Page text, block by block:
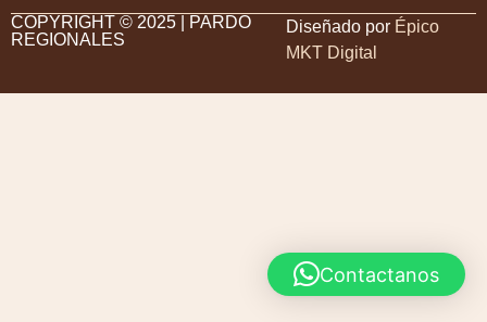
COPYRIGHT © 2025 | PARDO
REGIONALES
Diseñado por Épico
MKT Digital
Contactanos